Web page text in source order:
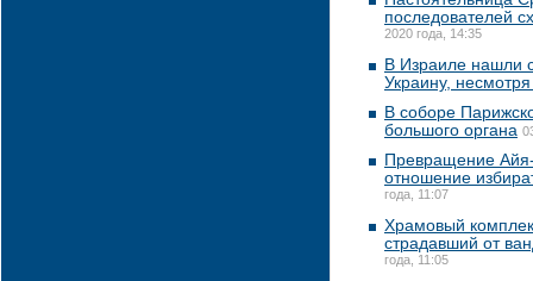
последователей
2020 года, 14:35
В Израиле нашли
Украину,
В соборе
большого органа
Превращение
отношение
года, 11:07
Храмовый
страдавший от
года, 11:05